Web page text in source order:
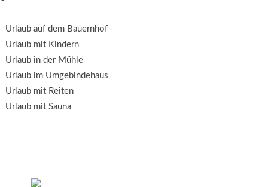
Urlaub auf dem Bauernhof
Urlaub mit Kindern
Urlaub in der Mühle
Urlaub im Umgebindehaus
Urlaub mit Reiten
Urlaub mit Sauna